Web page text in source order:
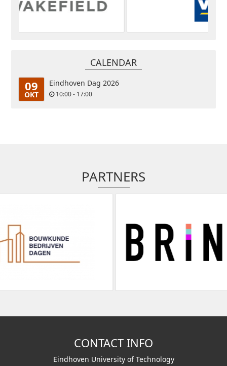
CALENDAR
09
OKT
Eindhoven Dag 2026
10:00 - 17:00
PARTNERS
CONTACT INFO
Eindhoven University of Technology